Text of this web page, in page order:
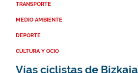
TRANSPORTE
MEDIO AMBIENTE
DEPORTE
CULTURA Y OCIO
Vías ciclistas de Bizkaia